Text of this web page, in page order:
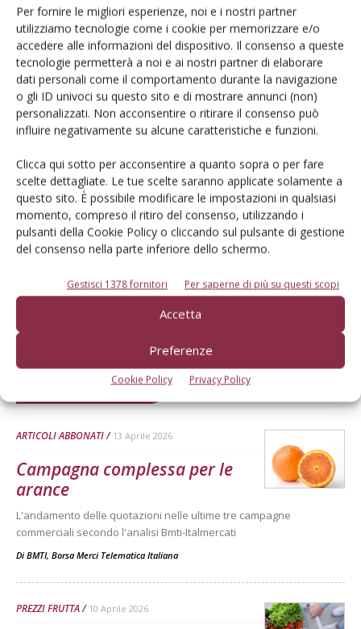
Per fornire le migliori esperienze, noi e i nostri partner
utilizziamo tecnologie come i cookie per memorizzare e/o
accedere alle informazioni del dispositivo. Il consenso a queste
tecnologie permetterà a noi e ai nostri partner di elaborare
dati personali come il comportamento durante la navigazione
o gli ID univoci su questo sito e di mostrare annunci (non)
personalizzati. Non acconsentire o ritirare il consenso può
influire negativamente su alcune caratteristiche e funzioni.
Clicca qui sotto per acconsentire a quanto sopra o per fare
scelte dettagliate. Le tue scelte saranno applicate solamente a
questo sito. È possibile modificare le impostazioni in qualsiasi
momento, compreso il ritiro del consenso, utilizzando i
pulsanti della Cookie Policy o cliccando sul pulsante di gestione
del consenso nella parte inferiore dello schermo.
Gestisci 1378 fornitori Per saperne di più su questi scopi
Accetta
Preferenze
Cookie Policy Privacy Policy
prodotto!
Cerca adesso
I consigli di Terra e Vita agli agricoltori
Cerca adesso
Dalla stessa categoria
ARTICOLI ABBONATI 13 Aprile 2026
Campagna complessa per le
arance
L'andamento delle quotazioni nelle ultime tre campagne
commerciali secondo l'analisi Bmti-Italmercati
Di BMTI, Borsa Merci Telematica Italiana
PREZZI FRUTTA 10 Aprile 2026